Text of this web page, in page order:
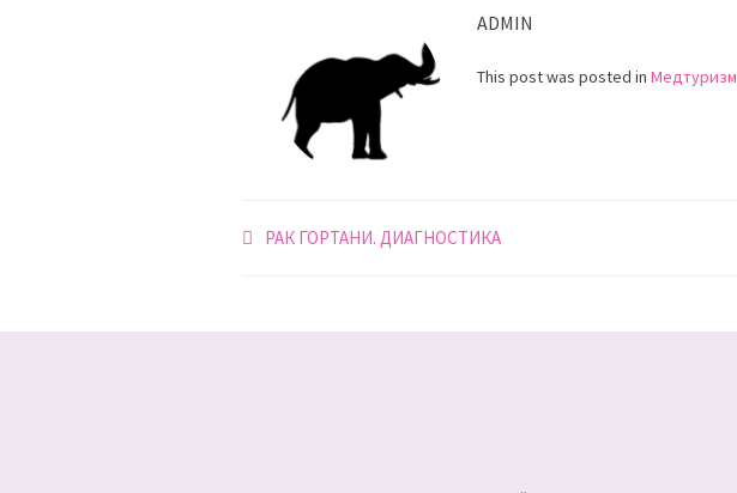
ADMIN
This post was posted inМедтуризм
Навигация
РАК ГОРТАНИ. ДИАГНОСТИКА